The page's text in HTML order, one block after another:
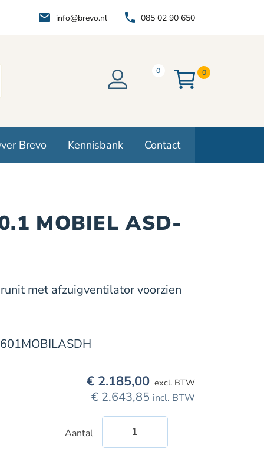
info@brevo.nl 085 02 90 650
0 0
Brevo Kennisbank Contact
MOBIEL ASD-
met afzuigventilator voorzien
€ 2.643,85 incl. BTW
€ 2.185,00 excl. BTW
Aantal